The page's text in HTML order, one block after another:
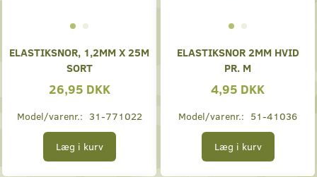
ELASTIKSNOR, 1,2MM X 25M
SORT
26,95 DKK
Model/varenr.: 31-771022
Læg i kurv
ELASTIKSNOR 2MM HVID
PR. M
4,95 DKK
Model/varenr.: 51-41036
Læg i kurv